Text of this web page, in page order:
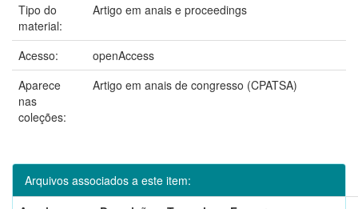
Tipo do
material:
Artigo em anais e proceedings
Acesso:
openAccess
Aparece
nas
coleções:
Artigo em anais de congresso (CPATSA)
Arquivos associados a este item: